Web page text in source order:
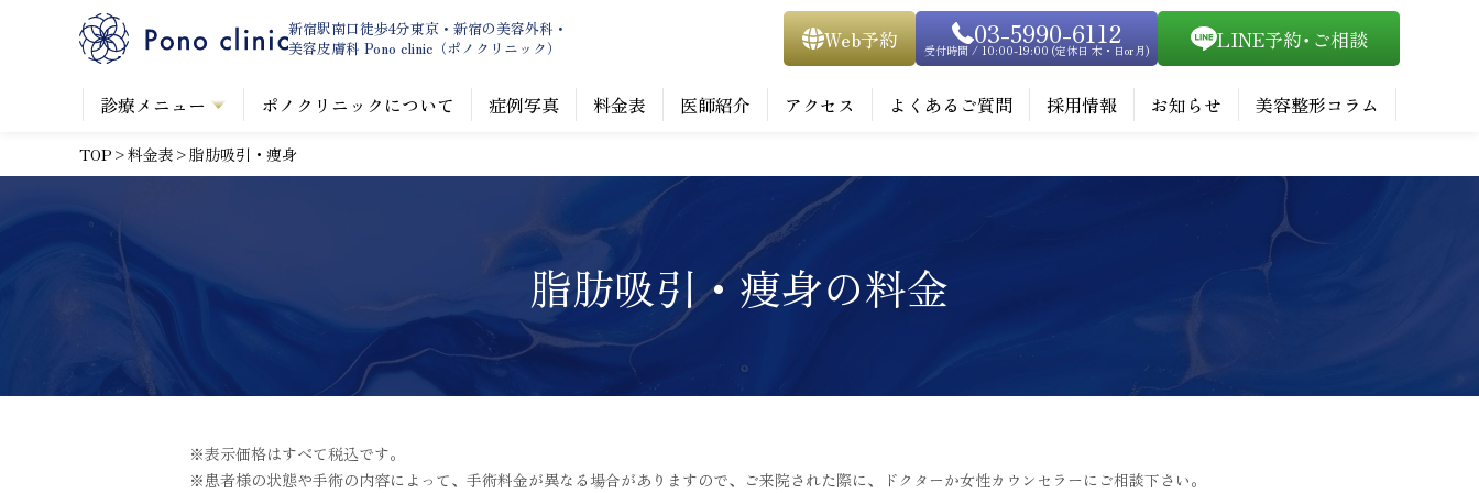
新宿駅南口徒歩4分東京・新宿の美容外科・
美容皮膚科 Pono clinic（ポノクリニック） Web予約 03-5990-6112
受付時間 / 10:00-19:00 (定休日 木・日or月) LINE予約･ご相談
診療メニュー ポノクリニックについて 症例写真 料金表 医師紹介 アクセス よくあるご質問 採用情報 お知らせ 美容整形コラム
TOP >料金表 >脂肪吸引・痩身
脂肪吸引・痩身の料金
※表示価格はすべて税込です。
※患者様の状態や手術の内容によって、手術料金が異なる場合がありますので、ご来院された際に、ドクターか女性カウンセラーにご相談下さい。